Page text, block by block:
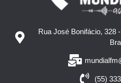
Rua José Bonifácio, 328
(55)